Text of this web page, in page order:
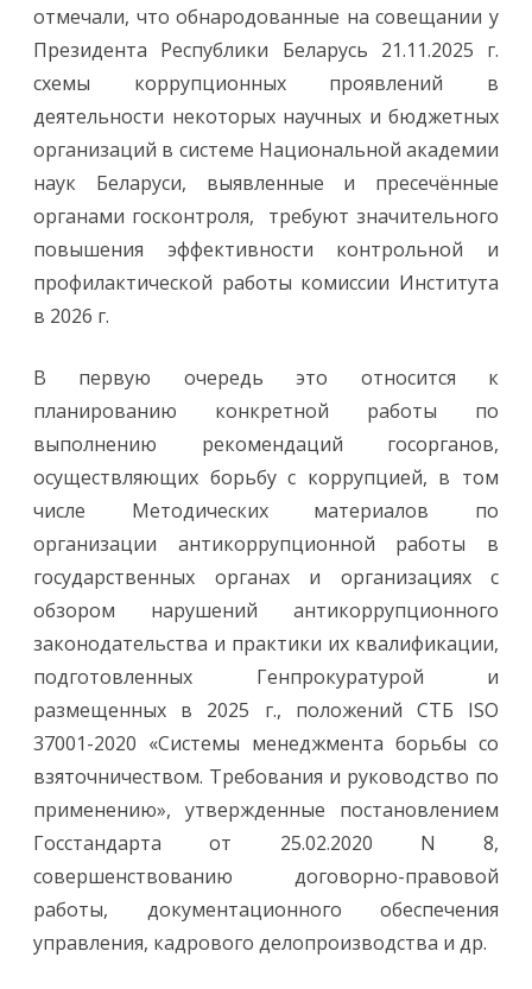
о
е
в
ю
о
р
у
п
и
отмечали, что обнародованные на совещании у
Президента Республики Беларусь 21.11.2025 г.
схемы коррупционных проявлений в
деятельности некоторых научных и бюджетных
организаций в системе Национальной академии
наук Беларуси, выявленные и пресечённые
органами госконтроля, требуют значительного
повышения эффективности контрольной и
профилактической работы комиссии Института
в 2026 г.
В первую очередь это относится к
планированию конкретной работы по
выполнению рекомендаций госорганов,
осуществляющих борьбу с коррупцией, в том
числе Методических материалов по
организации антикоррупционной работы в
государственных органах и организациях с
обзором нарушений антикоррупционного
законодательства и практики их квалификации,
подготовленных Генпрокуратурой и
размещенных в 2025 г., положений СТБ ISO
37001-2020 «Системы менеджмента борьбы со
взяточничеством. Требования и руководство по
применению», утвержденные постановлением
Госстандарта от 25.02.2020 N 8,
совершенствованию договорно-правовой
работы, документационного обеспечения
управления, кадрового делопроизводства и др.